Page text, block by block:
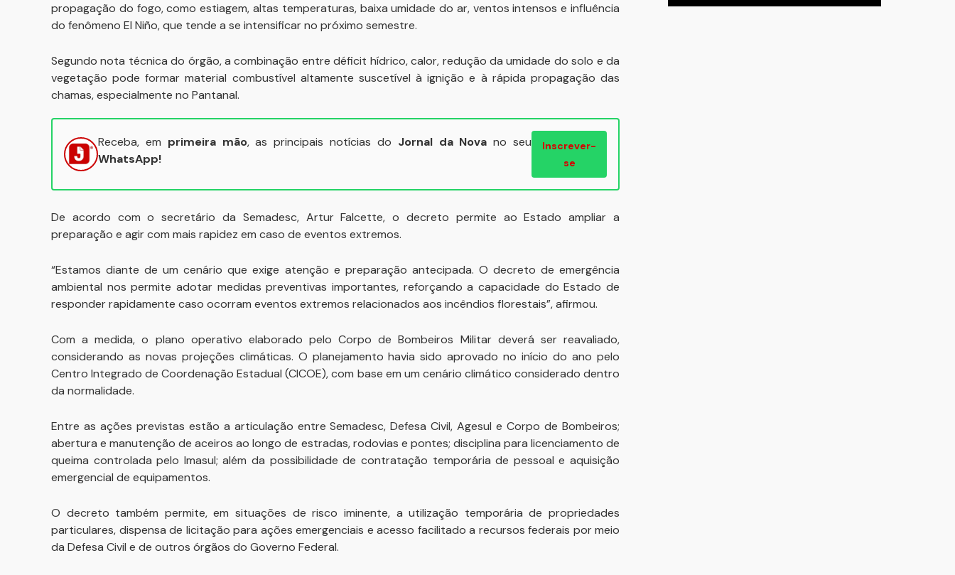
propagação do fogo, como estiagem, altas temperaturas, baixa umidade do ar, ventos intensos e influência
do fenômeno El Niño, que tende a se intensificar no próximo semestre.
Segundo nota técnica do órgão, a combinação entre déficit hídrico, calor, redução da umidade do solo e da
vegetação pode formar material combustível altamente suscetível à ignição e à rápida propagação das
chamas, especialmente no Pantanal.
Receba, em primeira mão, as principais notícias do Jornal da Nova no seu
WhatsApp!
Inscrever-
se
De acordo com o secretário da Semadesc, Artur Falcette, o decreto permite ao Estado ampliar a
preparação e agir com mais rapidez em caso de eventos extremos.
“Estamos diante de um cenário que exige atenção e preparação antecipada. O decreto de emergência
ambiental nos permite adotar medidas preventivas importantes, reforçando a capacidade do Estado de
responder rapidamente caso ocorram eventos extremos relacionados aos incêndios florestais”, afirmou.
Com a medida, o plano operativo elaborado pelo Corpo de Bombeiros Militar deverá ser reavaliado,
considerando as novas projeções climáticas. O planejamento havia sido aprovado no início do ano pelo
Centro Integrado de Coordenação Estadual (CICOE), com base em um cenário climático considerado dentro
da normalidade.
Entre as ações previstas estão a articulação entre Semadesc, Defesa Civil, Agesul e Corpo de Bombeiros;
abertura e manutenção de aceiros ao longo de estradas, rodovias e pontes; disciplina para licenciamento de
queima controlada pelo Imasul; além da possibilidade de contratação temporária de pessoal e aquisição
emergencial de equipamentos.
O decreto também permite, em situações de risco iminente, a utilização temporária de propriedades
particulares, dispensa de licitação para ações emergenciais e acesso facilitado a recursos federais por meio
da Defesa Civil e de outros órgãos do Governo Federal.